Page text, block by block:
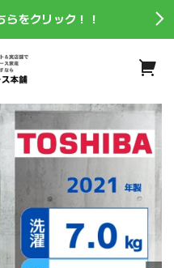
らをクリック！！